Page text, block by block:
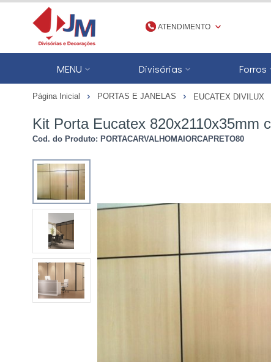
ATENDIMENTO
(48) 3623-1777
4836231777
MENU Divisórias Forros
Página Inicial PORTAS E JANELAS EUCATEX DIVILUX
Kit Porta Eucatex 820x2110x35mm
Cod. do Produto: PORTACARVALHOMAIORCAPRETO80